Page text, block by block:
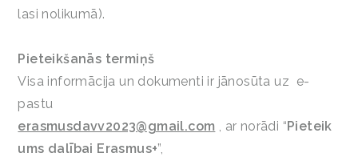
lasi nolikumā).
Pieteikšanās termiņš
Visa informācija un dokumenti ir jānosūta uz e-
pastu
erasmusdavv2023@gmail.com , ar norādi “Pieteik
ums dalībai Erasmus+”,